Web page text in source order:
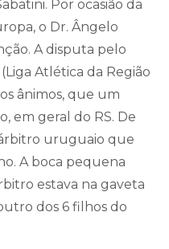
Por ocasião da
o Dr. Ângelo
A disputa pelo
Atlética da Região
ânimos, que um
em geral do RS. De
uruguaio que
A boca pequena
estava na gaveta
dos 6 filhos do